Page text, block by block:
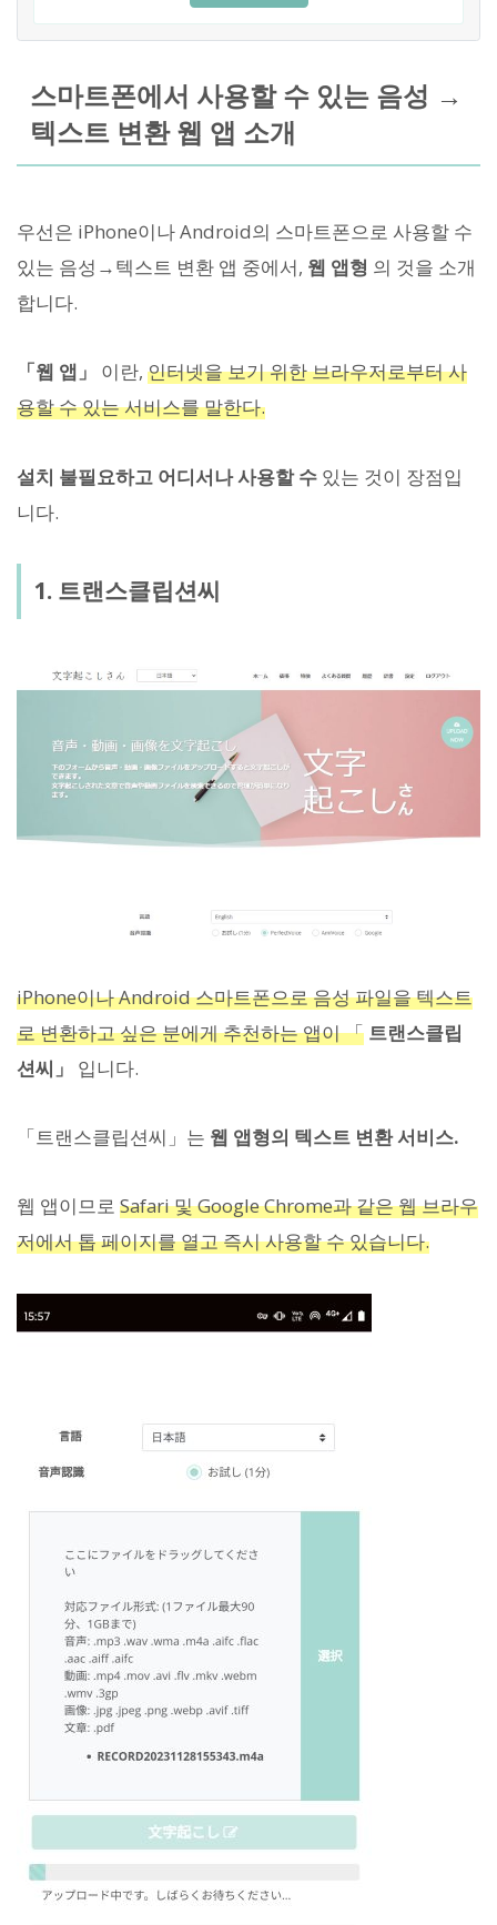
스마트폰에서 사용할 수 있는 음성 →
텍스트 변환 웹 앱 소개
우선은 iPhone이나 Android의 스마트폰으로 사용할 수
있는 음성→텍스트 변환 앱 중에서, 웹 앱형 의 것을 소개
합니다.
「웹 앱」 이란, 인터넷을 보기 위한 브라우저로부터 사
용할 수 있는 서비스를 말한다.
설치 불필요하고 어디서나 사용할 수 있는 것이 장점입
니다.
1. 트랜스클립션씨
iPhone이나 Android 스마트폰으로 음성 파일을 텍스트
로 변환하고 싶은 분에게 추천하는 앱이 「 트랜스클립
션씨」
입니다.
「트랜스클립션씨」는 웹 앱형의 텍스트 변환 서비스.
웹 앱이므로 Safari 및 Google Chrome과 같은 웹 브라우
저에서 톱 페이지를 열고 즉시 사용할 수 있습니다.